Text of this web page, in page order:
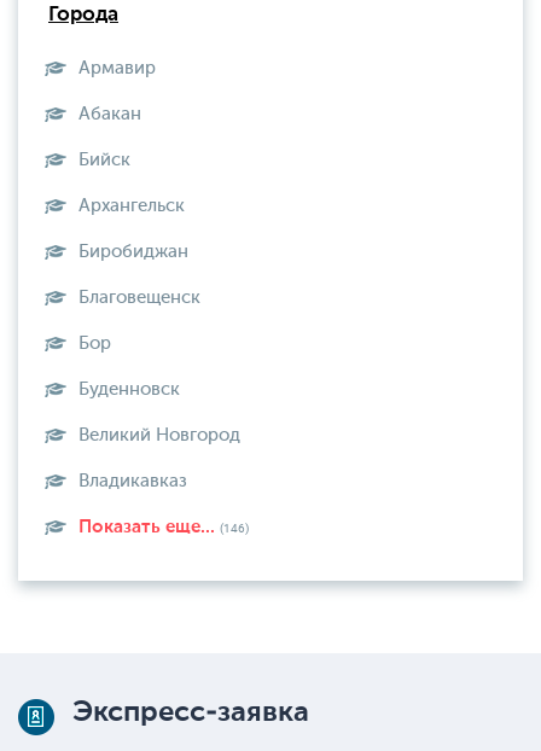
Города
Армавир
Абакан
Бийск
Архангельск
Биробиджан
Благовещенск
Бор
Буденновск
Великий Новгород
Владикавказ
Показать еще... (146)
Экспресс-заявка